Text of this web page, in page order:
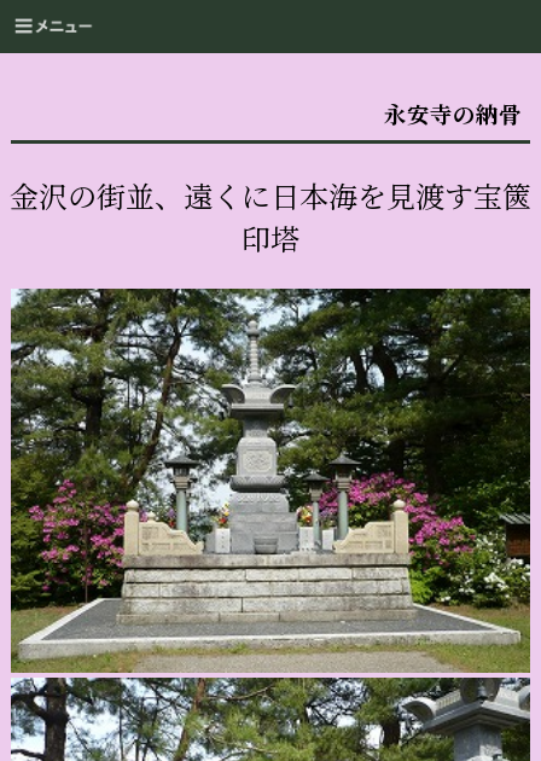
永安寺の納骨
金沢の街並、遠くに日本海を見渡す宝篋
印塔